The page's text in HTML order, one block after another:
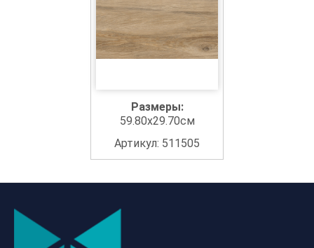
Размеры:
59.80x29.70см
Артикул: 511505